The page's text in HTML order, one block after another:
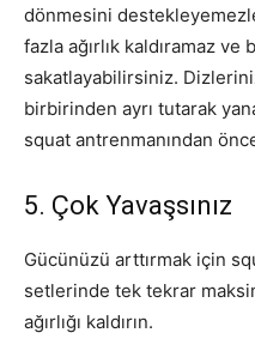
dönmesini
fazla ağırlık kaldıramaz ve
sakatlayabilirsiniz.
birbirinden ayrı tutarak
squat antrenmanından
5. Çok Yavaşsınız
Gücünüzü arttırmak için
setlerinde tek tekrar
ağırlığı kaldırın.